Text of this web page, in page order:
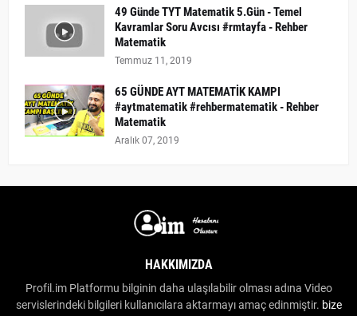
49 Günde TYT Matematik 5.Gün - Temel
Kavramlar Soru Avcısı #rmtayfa - Rehber
Matematik
Temmuz 11, 2019
65 GÜNDE AYT MATEMATİK KAMPI
#aytmatematik #rehbermatematik - Rehber
Matematik
Aralık 07, 2019
HAKKIMIZDA
Profil.im Platformu bilginin daha ulaşılabilir olması adına Video
servislerindeki bilgileri kullanıcılara aktarmayı amaç edinmiştir. bize